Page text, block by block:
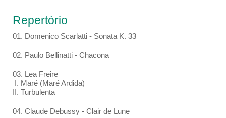
Repertório
01. Domenico Scarlatti - Sonata K. 33
02. Paulo Bellinatti - Chacona
03. Lea Freire
I. Maré (Maré Ardida)
II. Turbulenta
04. Claude Debussy - Clair de Lune